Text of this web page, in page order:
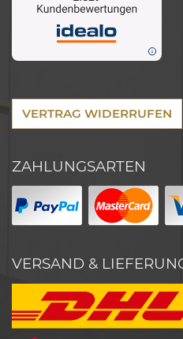
VERTRAG WIDERRUFEN
ZAHLUNGSARTEN
VERSAND &